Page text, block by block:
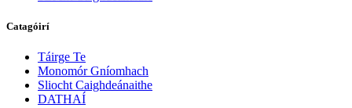
Catagóirí
Táirge Te
Monomór Gníomhach
Sliocht Caighdeánaithe
DATHAÍ